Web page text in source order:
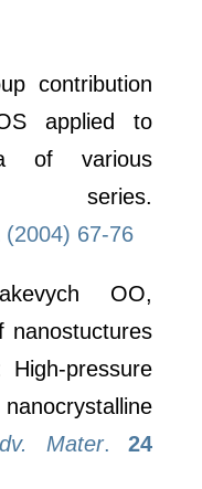
contribution
applied to
of various
series.
(2004) 67-76
OO,
nanostuctures
pressure
Mater.24